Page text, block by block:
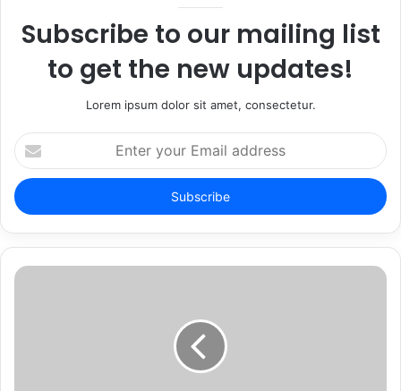
Subscribe to our mailing list
to get the new updates!
Lorem ipsum dolor sit amet, consectetur.
Enter
your
Email
address